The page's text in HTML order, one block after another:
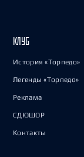
КЛУБ
История «Торпедо»
Легенды «Торпедо»
Реклама
СДЮШОР
Контакты